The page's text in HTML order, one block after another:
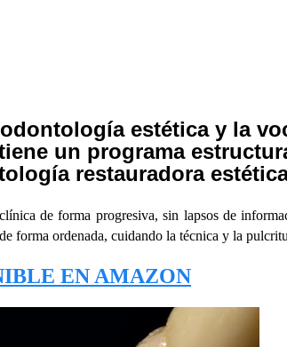
estética y la
un programa
restauradora
de forma progresiva, sin lapsos de
forma ordenada, cuidando la técnica y la
EN AMAZON